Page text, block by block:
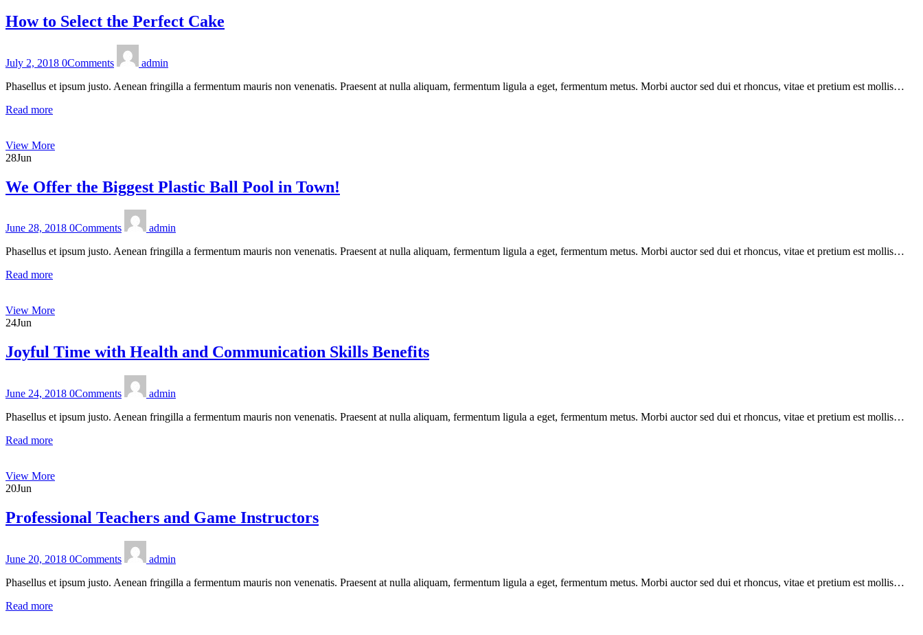
How to Select the Perfect Cake
July 2, 2018 0Comments
admin
Phasellus et ipsum justo. Aenean fringilla a fermentum mauris non venenatis. Praesent at nulla aliquam, fermentum ligula a eget, fermentum metus. Morbi auctor sed dui et rhoncus, vitae et pretium est mollis…
Read more
View More
28Jun
We Offer the Biggest Plastic Ball Pool in Town!
June 28, 2018 0Comments
admin
Phasellus et ipsum justo. Aenean fringilla a fermentum mauris non venenatis. Praesent at nulla aliquam, fermentum ligula a eget, fermentum metus. Morbi auctor sed dui et rhoncus, vitae et pretium est mollis…
Read more
View More
24Jun
Joyful Time with Health and Communication Skills Benefits
June 24, 2018 0Comments
admin
Phasellus et ipsum justo. Aenean fringilla a fermentum mauris non venenatis. Praesent at nulla aliquam, fermentum ligula a eget, fermentum metus. Morbi auctor sed dui et rhoncus, vitae et pretium est mollis…
Read more
View More
20Jun
Professional Teachers and Game Instructors
June 20, 2018 0Comments
admin
Phasellus et ipsum justo. Aenean fringilla a fermentum mauris non venenatis. Praesent at nulla aliquam, fermentum ligula a eget, fermentum metus. Morbi auctor sed dui et rhoncus, vitae et pretium est mollis…
Read more